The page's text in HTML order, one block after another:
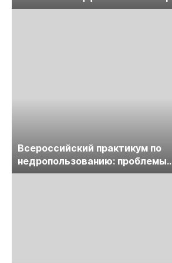
предприятий
Всероссийский практикум по
недропользованию: проблемы
лицензирования,